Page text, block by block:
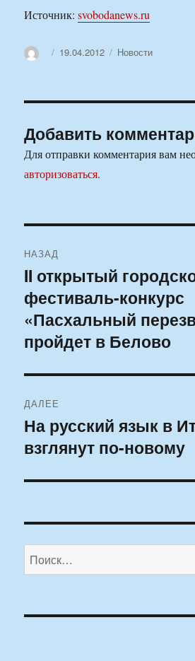
Источник:svobodanews.ru
АвторОпубликовано
19.04.2012 Рубрики
Новости
Добавить
Для отправки комментария вам
авторизоваться.
по
записям
НАЗАД
Предыдущая
запись:
II открытый
фестиваль-конкурс
«Пасхальный
пройдет в Белово
ДАЛЕЕ
Следующая
запись:
На русский язык в
взглянут по-новому
Искать: